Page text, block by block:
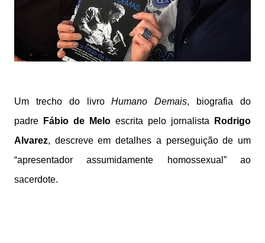
Um trecho do livroHumano Demais, biografia do
padre
Fábio de Melo escrita pelo jornalista
Rodrigo
Alvarez, descreve em detalhes a perseguição de um
“apresentador assumidamente homossexual” ao
sacerdote.